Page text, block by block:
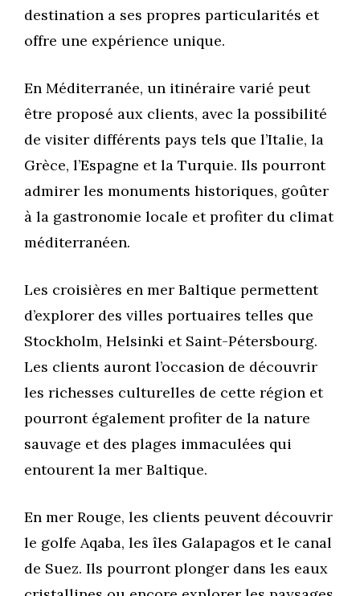
destination a ses propres particularités et
offre une expérience unique.
En Méditerranée, un itinéraire varié peut
être proposé aux clients, avec la possibilité
de visiter différents pays tels que l’Italie, la
Grèce, l’Espagne et la Turquie. Ils pourront
admirer les monuments historiques, goûter
à la gastronomie locale et profiter du climat
méditerranéen.
Les croisières en mer Baltique permettent
d’explorer des villes portuaires telles que
Stockholm, Helsinki et Saint-Pétersbourg.
Les clients auront l’occasion de découvrir
les richesses culturelles de cette région et
pourront également profiter de la nature
sauvage et des plages immaculées qui
entourent la mer Baltique.
En mer Rouge, les clients peuvent découvrir
le golfe Aqaba, les îles Galapagos et le canal
de Suez. Ils pourront plonger dans les eaux